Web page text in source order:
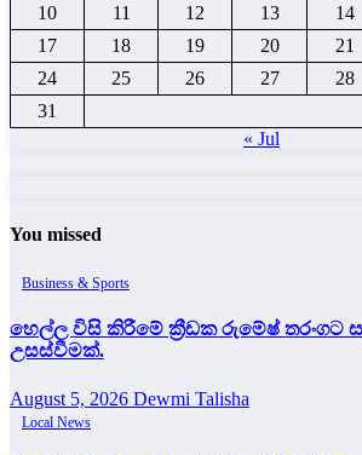
10
11 12 13 14
17
18 19 20 21
24
25 26 27 28
31
« Jul
You missed
Business & Sports
හෙල්ල විසි කිරීමේ ක්‍රීඩක රුමේෂ් තරංගට
උසස්වීමක්.
August 5, 2026 Dewmi Talisha
Local News